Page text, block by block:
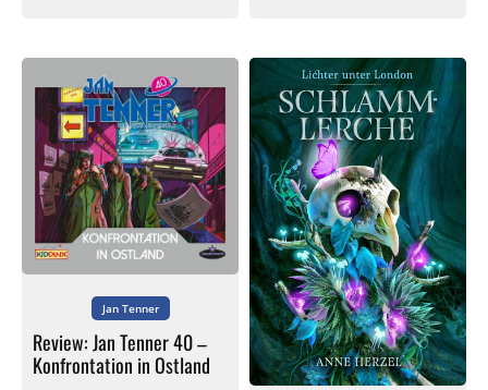
Jan Tenner
Review: Jan Tenner 40 –
Konfrontation in Ostland